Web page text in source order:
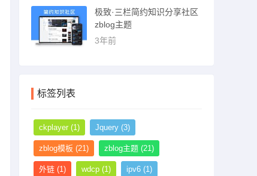
极致·三栏简约知识分享社区
zblog主题
3年前
标签列表
ckplayer (1) Jquery (3)
zblog模板 (21) zblog主题 (21)
外链 (1) wdcp (1) ipv6 (1)